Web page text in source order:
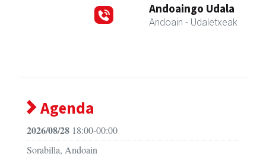
Andoaingo Udala
- Udaletxeak
Agenda
2026/08/28 18:00-00:00
Sorabilla, Andoain